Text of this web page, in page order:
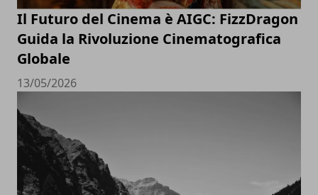
Il Futuro del Cinema è AIGC: FizzDragon
Guida la Rivoluzione Cinematografica
Globale
13/05/2026